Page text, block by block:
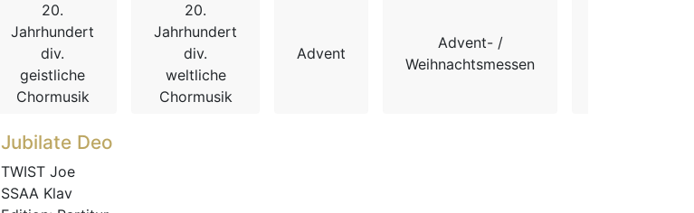
20.
Jahrhundert
div.
geistliche
Chormusik
20.
Jahrhundert
div.
weltliche
Chormusik
Advent
Advent- /
Weihnachtsmessen
Jubilate Deo
TWIST Joe
SSAA Klav